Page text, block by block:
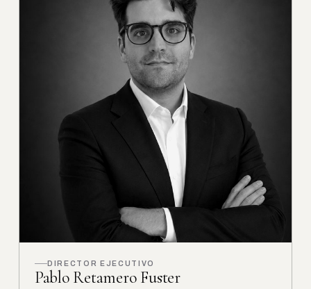
DIRECTOR EJECUTIVO
Pablo Retamero Fuster